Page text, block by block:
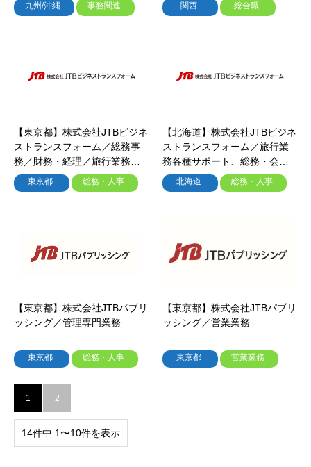
九州/沖縄 事務関連 関西 総合職
【東京都】株式会社JTBビジネ
ストランスフォーム／総務事
務／財務・経理／旅行業務各
種サポート／IT関連業務
東京都 総務・人事
【北海道】株式会社JTBビジネ
ストランスフォーム／旅行業
務各種サポート、総務・会計
事務北海道 総務・人事
【東京都】株式会社JTBパブリ
ッシング／管理専門業務
東京都 総務・人事
【東京都】株式会社JTBパブリ
ッシング／営業業務
東京都 営業業務
1 2
14件中 1〜10件を表示